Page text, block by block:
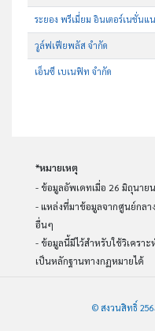
ระยอง พรีเมี่ยม อินเตอร์เนชั่นแ
วูล์ฟเฟียพลัส จำกัด
เอ็นซี เบเนฟิท จำกัด
*หมายเหตุ
- ข้อมูลอัพเดทเมื่อ 26 มิถุนาย
- แหล่งที่มาข้อมูลจากศูนย์กล
อื่นๆ
- ข้อมูลนี้มีไว้สำหรับใช้วิเคราะ
เป็นหลักฐานทางกฏหมายได้
© สงวนสิทธิ์